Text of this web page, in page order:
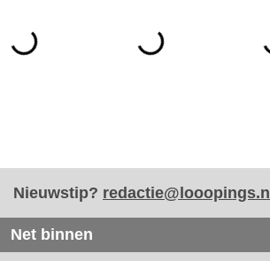
Nieuwstip? redactie@looopings.nl
Net binnen